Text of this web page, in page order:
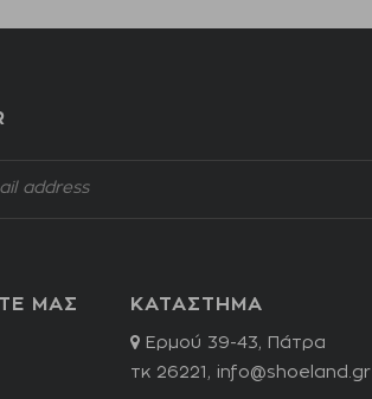
ΜΑΣ ΚΑΤΑΣΤΗΜΑ
Ερμού 39-43, Πάτρα
τκ 26221, info@shoeland.gr